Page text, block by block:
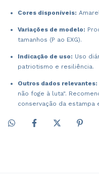
Cores disponíveis:
Variações de modelo:
tamanhos (P ao EXG).
Indicação de uso: Uso
patriotismo e resiliência.
Outros dados relevantes:
não foge à luta".
conservação da estampa